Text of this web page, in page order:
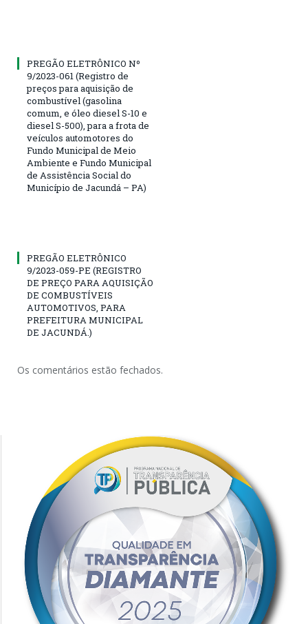
PREGÃO ELETRÔNICO Nº
9/2023-061 (Registro de
preços para aquisição de
combustível (gasolina
comum, e óleo diesel S-10 e
diesel S-500), para a frota de
veículos automotores do
Fundo Municipal de Meio
Ambiente e Fundo Municipal
de Assistência Social do
Município de Jacundá – PA)
PREGÃO ELETRÔNICO
9/2023-059-PE (REGISTRO
DE PREÇO PARA AQUISIÇÃO
DE COMBUSTÍVEIS
AUTOMOTIVOS, PARA
PREFEITURA MUNICIPAL
DE JACUNDÁ.)
Os comentários estão fechados.